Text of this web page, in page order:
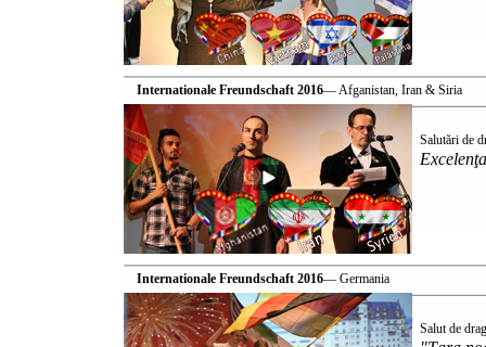
Internationale Freundschaft 2016— Afganistan, Iran & Siria
Salutări de
Internationale Freundschaft 2016— Germania
Salut de